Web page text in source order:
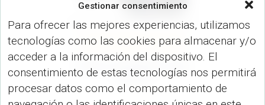
Gestionar consentimiento
Para ofrecer las mejores experiencias, utilizamos
tecnologías como las cookies para almacenar y/o
acceder a la información del dispositivo. El
consentimiento de estas tecnologías nos permitirá
procesar datos como el comportamiento de
DE PULSO (RADIOS Y RELOJES)
RELOJES (RADIOS Y RELOJES)
Pulsera inteligente Gym